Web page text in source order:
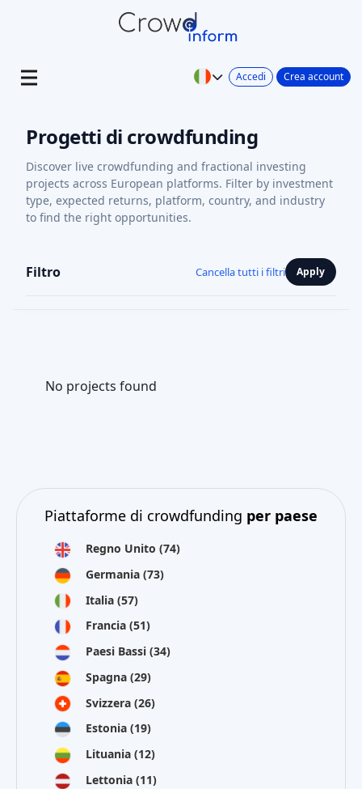
Accedi Crea account
Progetti di crowdfunding
Discover live crowdfunding and fractional investing
projects across European platforms. Filter by investment
type, expected returns, platform, country, and industry
to find the right opportunities.
Filtro Cancella tutti i filtri Apply
No projects found
Piattaforme di crowdfunding per paese
Regno Unito (74)
Germania (73)
Italia (57)
Francia (51)
Paesi Bassi (34)
Spagna (29)
Svizzera (26)
Estonia (19)
Lituania (12)
Lettonia (11)